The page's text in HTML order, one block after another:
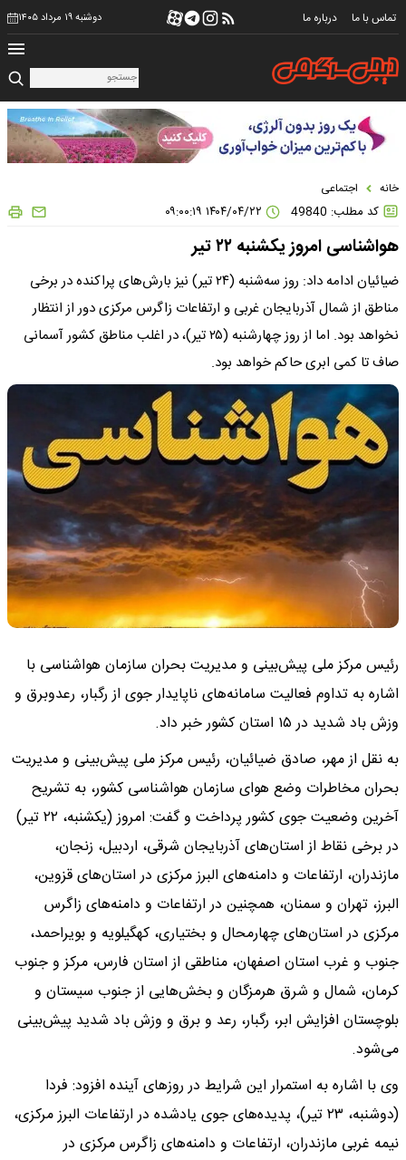
تماس با ما درباره ما دوشنبه ۱۹ مرداد ۱۴۰۵
خانه اجتماعی
کد مطلب: 49840
هواشناسی امروز یکشنبه ۲۲ تیر
ضیائیان ادامه داد: روز سه‌شنبه (۲۴ تیر) نیز بارش‌های پراکنده در برخی
مناطق از شمال آذربایجان غربی و ارتفاعات زاگرس مرکزی دور از انتظار
نخواهد بود. اما از روز چهارشنبه (۲۵ تیر)، در اغلب مناطق کشور آسمانی
صاف تا کمی ابری حاکم خواهد بود.
رئیس مرکز ملی پیش‌بینی و مدیریت بحران سازمان هواشناسی با
اشاره به تداوم فعالیت سامانه‌های ناپایدار جوی از رگبار، رعدوبرق و
وزش باد شدید در ۱۵ استان‌ کشور خبر داد.
به نقل از مهر، صادق ضیائیان، رئیس مرکز ملی پیش‌بینی و مدیریت
بحران مخاطرات وضع هوای سازمان هواشناسی کشور، به تشریح
آخرین وضعیت جوی کشور پرداخت و گفت: امروز (یکشنبه، ۲۲ تیر)
در برخی نقاط از استان‌های آذربایجان شرقی، اردبیل، زنجان،
مازندران، ارتفاعات و دامنه‌های البرز مرکزی در استان‌های قزوین،
البرز، تهران و سمنان، همچنین در ارتفاعات و دامنه‌های زاگرس
مرکزی در استان‌های چهارمحال و بختیاری، کهگیلویه و بویراحمد،
جنوب و غرب استان اصفهان، مناطقی از استان فارس، مرکز و جنوب
کرمان، شمال و شرق هرمزگان و بخش‌هایی از جنوب سیستان و
بلوچستان افزایش ابر، رگبار، رعد و برق و وزش باد شدید پیش‌بینی
می‌شود.
وی با اشاره به استمرار این شرایط در روز‌های آینده افزود: فردا
(دوشنبه، ۲۳ تیر)، پدیده‌های جوی یادشده در ارتفاعات البرز مرکزی،
نیمه غربی مازندران، ارتفاعات و دامنه‌های زاگرس مرکزی در